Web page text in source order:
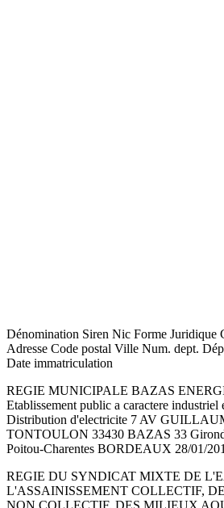
Dénomination Siren Nic Forme Juridique
Adresse Code postal Ville Num. dept.
Date immatriculation
REGIE MUNICIPALE BAZAS
Etablissement public a caractere
Distribution d'electricite 7 AV
TONTOULON 33430 BAZAS 33
Poitou-Charentes BORDEAUX 28/01/
REGIE DU SYNDICAT MIXTE DE
L'ASSAINISSEMENT COLLECTIF,